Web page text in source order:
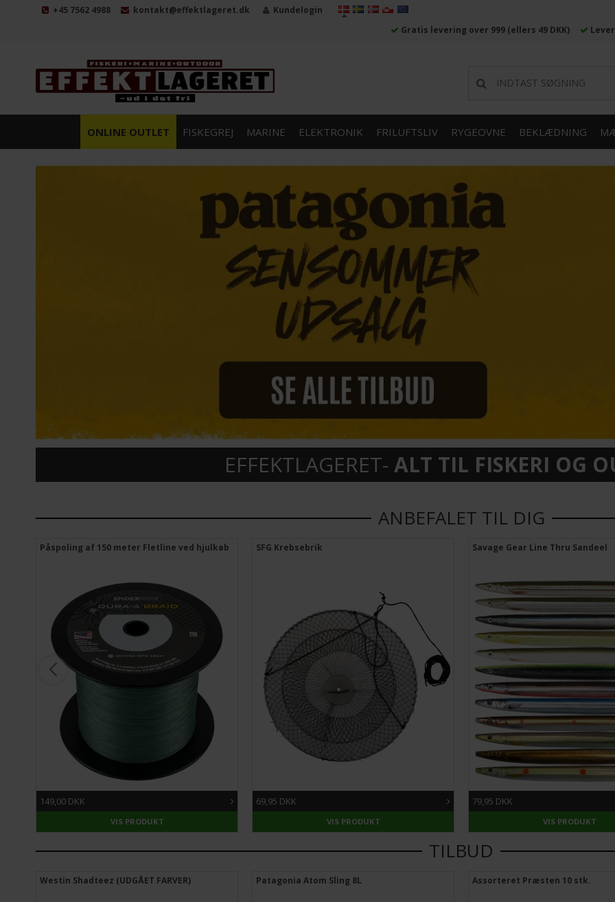
+45 7562 4988 kontakt@effektlageret.dk
Kundelogin
Gratis levering over 999 (ellers 49 DKK)
ONLINE OUTLET FISKEGREJ MARINE ELEKTRONIK FRILUFTSLIV RYGEOVNE BEKLÆDNING
EFFEKTLAGERET- ALT TIL FISKERI OG
ANBEFALET TIL DIG
Påspoling af 150 meter Fletline ved hjulkøb
149,00 DKK
VIS PRODUKT
SFG Krebsebrik
69,95 DKK
VIS PRODUKT
Savage Gear Line Thru Sandeel
79,95 DKK
VIS PRODUKT
TILBUD
Westin Shadteez (UDGÅET FARVER) Patagonia Atom Sling 8L Assorteret Præsten 10 stk.